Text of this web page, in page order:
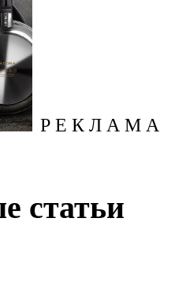
Р Е К Л А М А
статьи